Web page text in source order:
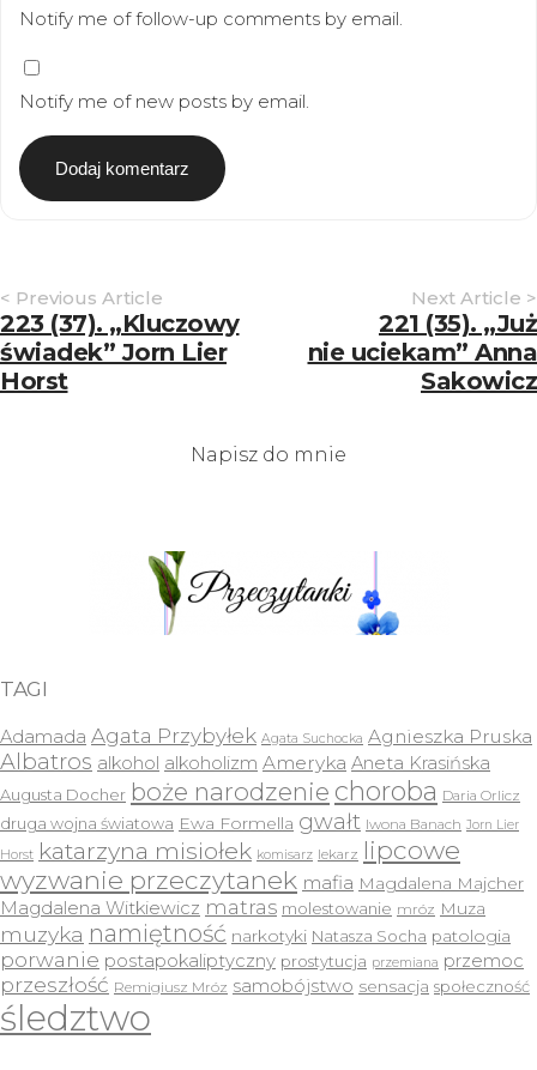
Notify me of follow-up comments by email.
Notify me of new posts by email.
Navigation
< Previous Article
223 (37). „Kluczowy
świadek” Jorn Lier
Horst
Next Article >
221 (35). „Już
nie uciekam” Anna
Sakowicz
Napisz do mnie
TAGI
Adamada Agata Przybyłek Agata Suchocka Agnieszka Pruska
Albatros alkohol alkoholizm Ameryka Aneta Krasińska
Augusta Docher boże narodzenie choroba Daria Orlicz
druga wojna światowa Ewa Formella gwałt Iwona Banach Jorn Lier
Horst katarzyna misiołek komisarz lekarz lipcowe
wyzwanie przeczytanek mafia Magdalena Majcher
Magdalena Witkiewicz matras molestowanie mróz Muza
muzyka namiętność narkotyki Natasza Socha patologia
porwanie postapokaliptyczny prostytucja przemiana przemoc
przeszłość Remigiusz Mróz samobójstwo sensacja społeczność
śledztwo